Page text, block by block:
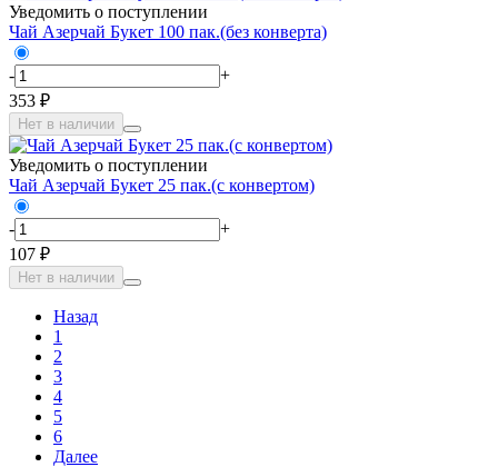
Уведомить о поступлении
Чай Азерчай Букет 100 пак.(без конверта)
-
+
353 ₽
Нет в наличии
Уведомить о поступлении
Чай Азерчай Букет 25 пак.(с конвертом)
-
+
107 ₽
Нет в наличии
Назад
1
2
3
4
5
6
Далее